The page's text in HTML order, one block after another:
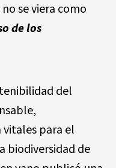
se viera como
de los
del
vitales para el
biodiversidad de